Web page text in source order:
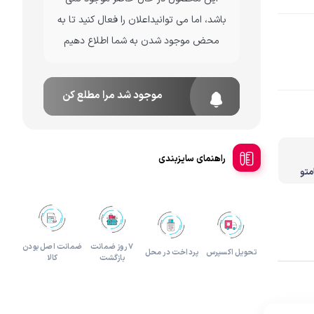
باشد، اما می توانیداعلان را فعال کنید تا به
محض موجود شدن به شما اطلاع دهیم
موجود شد مرا مطلع کن
راهنمای سایزبندی
تحویل اکسپرس پرداخت در محل
۷ روز ضمانت
بازگشت
ضمانت اصل بودن
کالا